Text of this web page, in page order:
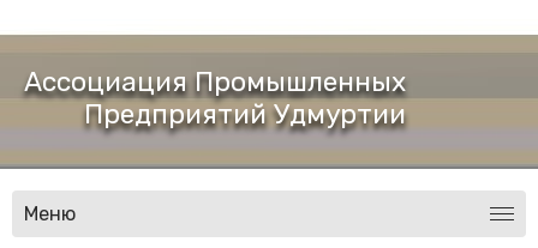
Ассоциация Промышленных
Предприятий Удмуртии
Меню